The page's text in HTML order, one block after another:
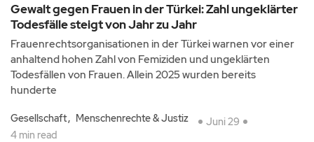
Gewalt gegen Frauen in der Türkei: Zahl ungeklärter
Todesfälle steigt von Jahr zu Jahr
Frauenrechtsorganisationen in der Türkei warnen vor einer
anhaltend hohen Zahl von Femiziden und ungeklärten
Todesfällen von Frauen. Allein 2025 wurden bereits
hunderte
Gesellschaft Menschenrechte & Justiz
Juni 29
4 min read